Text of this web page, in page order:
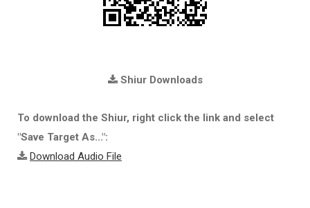
Shiur Downloads
To download the Shiur, right click the link and select
"Save Target As...":
Download Audio File